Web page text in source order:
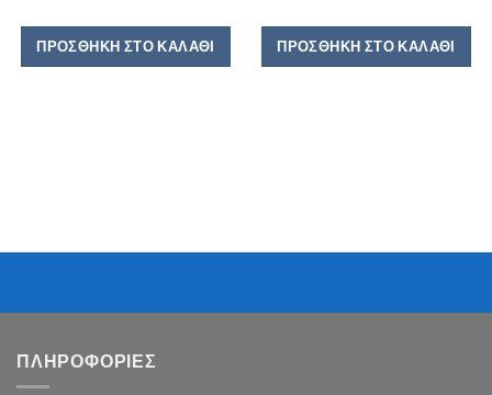
ΠΡΟΣΘΉΚΗ ΣΤΟ ΚΑΛΆΘΙ ΠΡΟΣΘΉΚΗ ΣΤΟ ΚΑΛΆΘΙ
ΠΛΗΡΟΦΟΡΙΕΣ